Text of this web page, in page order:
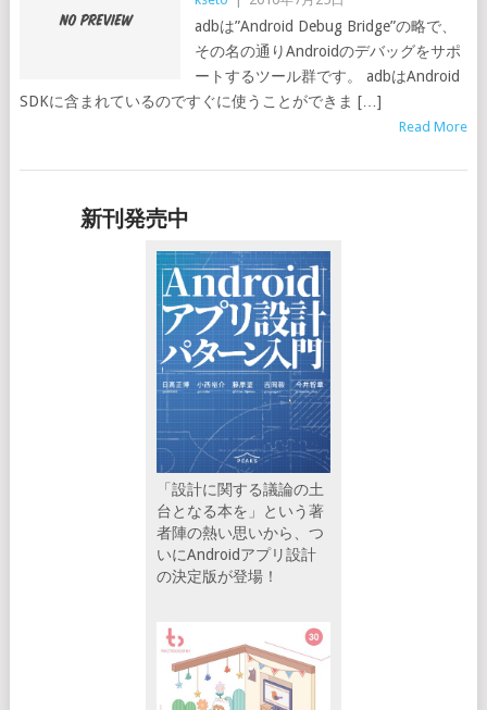
adbは”Android Debug Bridge”の略で、
その名の通りAndroidのデバッグをサポ
ートするツール群です。 adbはAndroid
SDKに含まれているのですぐに使うことができま […]
Read More
新刊発売中
「設計に関する議論の土
台となる本を」という著
者陣の熱い思いから、つ
いにAndroidアプリ設計
の決定版が登場！